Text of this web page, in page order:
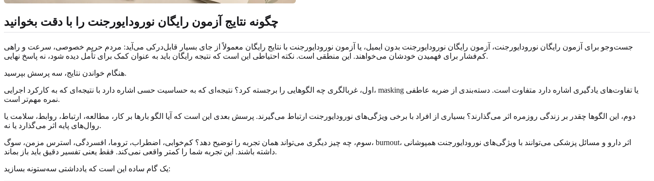
چگونه نتایج آزمون رایگان نورودایورجنت را با دقت بخوانید
جست‌وجو برای آزمون رایگان نورودایورجنت، آزمون رایگان نورودایورجنت بدون ایمیل، یا آزمون نورودایورجنت با نتایج رایگان معمولاً از جای بسیار قابل‌درکی می‌آید: مردم حریم خصوصی، سرعت و راهی
کم‌فشار برای فهمیدن خودشان می‌خواهند. این منطقی است. نکته احتیاطی این است که نتیجه رایگان باید به عنوان کمک برای تأمل دیده شود، نه پاسخ نهایی.
هنگام خواندن نتایج، سه پرسش بپرسید.
اول، غربالگری چه الگوهایی را برجسته کرد؟ نتیجه‌ای که به حساسیت حسی اشاره دارد با نتیجه‌ای که به کارکرد اجرایی، masking یا تفاوت‌های یادگیری اشاره دارد متفاوت است. دسته‌بندی از ضربه عاطفی
نمره مهم‌تر است.
دوم، این الگوها چقدر بر زندگی روزمره اثر می‌گذارند؟ بسیاری از افراد با برخی ویژگی‌های نورودایورجنت ارتباط می‌گیرند. پرسش بعدی این است که آیا الگو بارها بر کار، مطالعه، ارتباط، روابط، سلامت یا
روال‌های پایه اثر می‌گذارد یا نه.
سوم، چه چیز دیگری می‌تواند همان تجربه را توضیح دهد؟ کم‌خوابی، اضطراب، تروما، افسردگی، استرس مزمن، سوگ، burnout، اثر دارو و مسائل پزشکی می‌توانند با ویژگی‌های نورودایورجنت همپوشانی
داشته باشند. این تجربه شما را کمتر واقعی نمی‌کند. فقط یعنی تفسیر دقیق باید باز بماند.
یک گام ساده این است که یادداشتی سه‌ستونه بسازید: